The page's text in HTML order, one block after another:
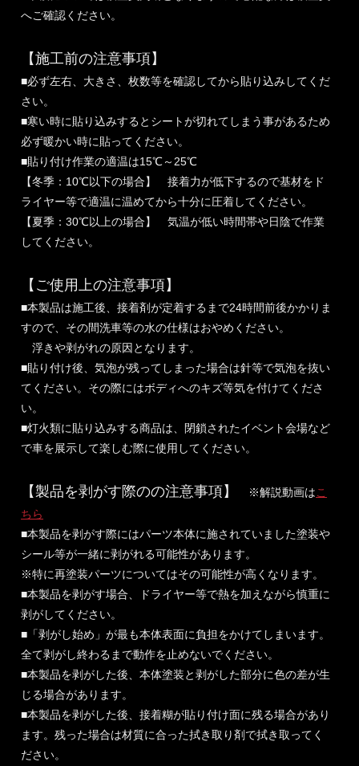
へご確認ください。
【施工前の注意事項】
■必ず左右、大きさ、枚数等を確認してから貼り込みしてくだ
さい。
■寒い時に貼り込みするとシートが切れてしまう事があるため
必ず暖かい時に貼ってください。
■貼り付け作業の適温は15℃～25℃
【冬季：10℃以下の場合】 接着力が低下するので基材をド
ライヤー等で適温に温めてから十分に圧着してください。
【夏季：30℃以上の場合】 気温が低い時間帯や日陰で作業
してください。
【ご使用上の注意事項】
■本製品は施工後、接着剤が定着するまで24時間前後かかりま
すので、その間洗車等の水の仕様はおやめください。
浮きや剥がれの原因となります。
■貼り付け後、気泡が残ってしまった場合は針等で気泡を抜い
てください。その際にはボディへのキズ等気を付けてくださ
い。
■灯火類に貼り込みする商品は、閉鎖されたイベント会場など
で車を展示して楽しむ際に使用してください。
【製品を剥がす際のの注意事項】 ※解説動画はこ
ちら
■本製品を剥がす際にはパーツ本体に施されていました塗装や
シール等が一緒に剥がれる可能性があります。
※特に再塗装パーツについてはその可能性が高くなります。
■本製品を剥がす場合、ドライヤー等で熱を加えながら慎重に
剥がしてください。
■「剥がし始め」が最も本体表面に負担をかけてしまいます。
全て剥がし終わるまで動作を止めないでください。
■本製品を剥がした後、本体塗装と剥がした部分に色の差が生
じる場合があります。
■本製品を剥がした後、接着糊が貼り付け面に残る場合があり
ます。残った場合は材質に合った拭き取り剤で拭き取ってく
ださい。